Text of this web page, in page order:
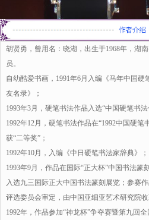
胡贤勇，曾用名：晓湖，出生于1968年，湖
员。
自幼酷爱书画，1991年6月入编《马年中国
友名录》；
1993年3月，硬笔书法作品入选“中国硬笔书
1992年12月，硬笔书法作品在“1992中国硬
获“二等奖”；
1992年10月，入编《中日硬笔书法家辞典》；
1993年9月，作品在国际“正大杯”中国书法篆
入选九三国际正大中国书法篆刻展览；参赛
评选委员会审定，由中国亚细亚艺术研究院收
1992年，作品参加“神龙杯”争夺赛暨第九回